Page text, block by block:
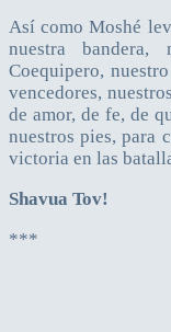
Así como Moshé
nuestra bandera,
Coequipero,
vencedores,
de amor, de fe, de
nuestros pies, para
victoria en las
Shavua Tov!
***